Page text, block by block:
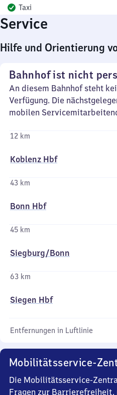
Taxi
Service
Hilfe und Orientierung
Bahnhof ist nicht
An diesem Bahnhof steht
Verfügung. Die
mobilen
12 km
Koblenz Hbf
43 km
Bonn Hbf
45 km
Siegburg/​Bonn
63 km
Siegen Hbf
Entfernungen in Luftlinie
Mobilitätsservice-
Die Mobilitätsservice-
Fragen zur